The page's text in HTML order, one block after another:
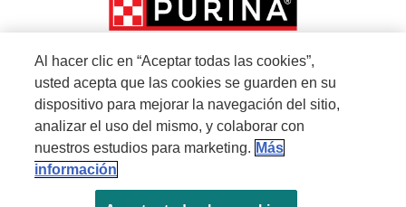
Menú Footer Secundario Beneful
All Nestlé Purina trademarks owned by Société des Produits Nestlé S.A., Vevey,
Switzerland or are used with permission.
Al hacer clic en “Aceptar todas las cookies”,
usted acepta que las cookies se guarden en su
dispositivo para mejorar la navegación del sitio,
analizar el uso del mismo, y colaborar con
nuestros estudios para marketing. Más
información